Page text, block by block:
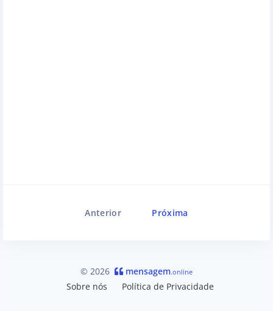
Anterior Próxima
© 2026 mensagem.online
Sobre nós Política de Privacidade